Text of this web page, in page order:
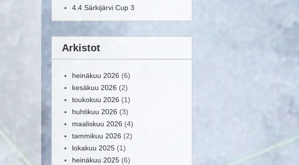
4.4 Särkijärvi Cup 3
Arkistot
heinäkuu 2026 (6)
kesäkuu 2026 (2)
toukokuu 2026 (1)
huhtikuu 2026 (3)
maaliskuu 2026 (4)
tammikuu 2026 (2)
lokakuu 2025 (1)
heinäkuu 2025 (6)